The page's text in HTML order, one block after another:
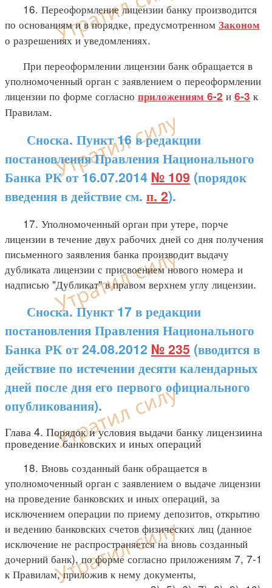
16. Переоформление лицензии банку производится
по основаниям и в порядке, предусмотренном Законом
о разрешениях и уведомлениях.
При переоформлении лицензии банк обращается в
уполномоченный орган с заявлением о переоформлении
лицензии по форме согласно приложениям 6-2 и 6-3 к
Правилам.
Сноска. Пункт 16 в редакции
постановления Правления Национального
Банка РК от 16.07.2014 № 109 (порядок
введения в действие см. п. 2).
17. Уполномоченный орган при утере, порче
лицензии в течение двух рабочих дней со дня получения
письменного заявления банка производит выдачу
дубликата лицензии с присвоением нового номера и
надписью "Дубликат" в правом верхнем углу лицензии.
Сноска. Пункт 17 в редакции
постановления Правления Национального
Банка РК от 24.08.2012 № 235 (вводится в
действие по истечении десяти календарных
дней после дня его первого официального
опубликования).
Глава 4. Порядок и условия выдачи банку лицензиина
проведение банковских и иных операций
18. Вновь созданный банк обращается в
уполномоченный орган с заявлением о выдаче лицензии
на проведение банковских и иных операций, за
исключением операции по приему депозитов, открытию
и ведению банковских счетов физических лиц (данное
исключение не распространяется на вновь созданный
дочерний банк), по форме согласно приложениям 7, 7-1
к Правилам, приложив к нему документы,